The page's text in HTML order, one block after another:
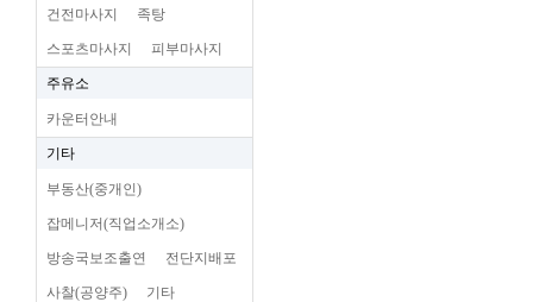
건전마사지 족탕
스포츠마사지 피부마사지
주유소
카운터안내
기타
부동산(중개인)
잡메니저(직업소개소)
방송국보조출연 전단지배포
사찰(공양주) 기타